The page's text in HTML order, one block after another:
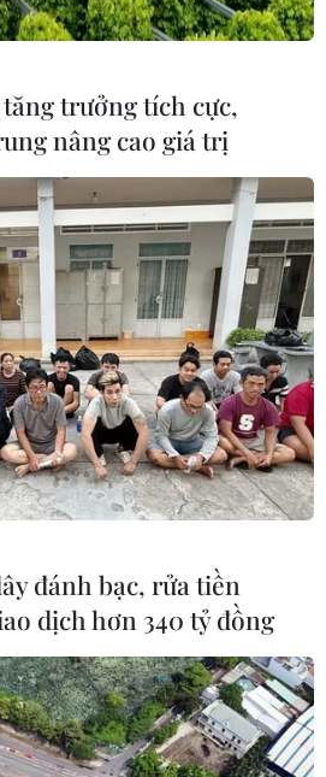
với chuỗi 22
đầu Malaysia
2026
47 triệu USD vì
8/8: Xác định
Việt Nam ở bán
giành vé vào
Sang-sik vẫn
trưởng tích cực,
nâng cao giá trị
đánh bạc, rửa tiền
dịch hơn 340 tỷ đồng